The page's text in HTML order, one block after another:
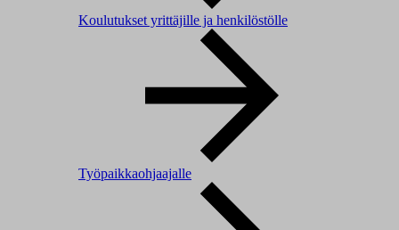
Koulutukset yrittäjille ja henkilöstölle
Työpaikkaohjaajalle